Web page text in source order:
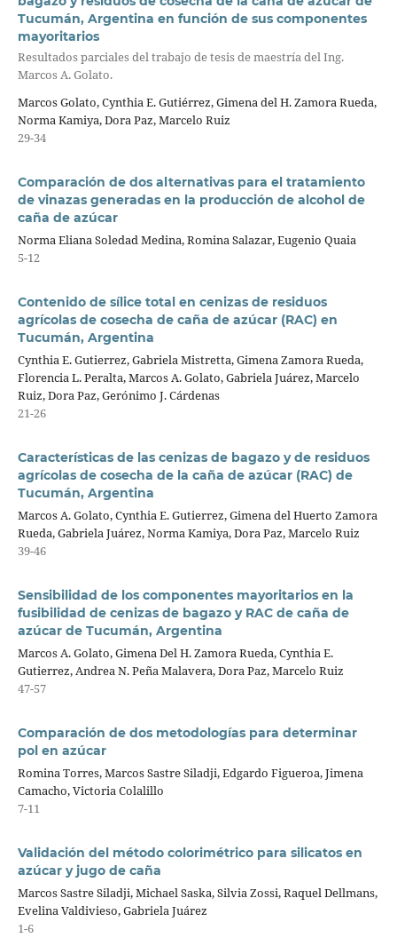
Tucumán, Argentina en función de sus componentes
mayoritarios
Resultados parciales del trabajo de tesis de maestría del Ing.
Marcos A. Golato.
Marcos Golato, Cynthia E. Gutiérrez, Gimena del H. Zamora Rueda,
Norma Kamiya, Dora Paz, Marcelo Ruiz
29-34
Comparación de dos alternativas para el tratamiento
de vinazas generadas en la producción de alcohol de
caña de azúcar
Norma Eliana Soledad Medina, Romina Salazar, Eugenio Quaia
5-12
Contenido de sílice total en cenizas de residuos
agrícolas de cosecha de caña de azúcar (RAC) en
Tucumán, Argentina
Cynthia E. Gutierrez, Gabriela Mistretta, Gimena Zamora Rueda,
Florencia L. Peralta, Marcos A. Golato, Gabriela Juárez, Marcelo
Ruiz, Dora Paz, Gerónimo J. Cárdenas
21-26
Características de las cenizas de bagazo y de residuos
agrícolas de cosecha de la caña de azúcar (RAC) de
Tucumán, Argentina
Marcos A. Golato, Cynthia E. Gutierrez, Gimena del Huerto Zamora
Rueda, Gabriela Juárez, Norma Kamiya, Dora Paz, Marcelo Ruiz
39-46
Sensibilidad de los componentes mayoritarios en la
fusibilidad de cenizas de bagazo y RAC de caña de
azúcar de Tucumán, Argentina
Marcos A. Golato, Gimena Del H. Zamora Rueda, Cynthia E.
Gutierrez, Andrea N. Peña Malavera, Dora Paz, Marcelo Ruiz
47-57
Comparación de dos metodologías para determinar
pol en azúcar
Romina Torres, Marcos Sastre Siladji, Edgardo Figueroa, Jimena
Camacho, Victoria Colalillo
7-11
Validación del método colorimétrico para silicatos en
azúcar y jugo de caña
Marcos Sastre Siladji, Michael Saska, Silvia Zossi, Raquel Dellmans,
Evelina Valdivieso, Gabriela Juárez
1-6